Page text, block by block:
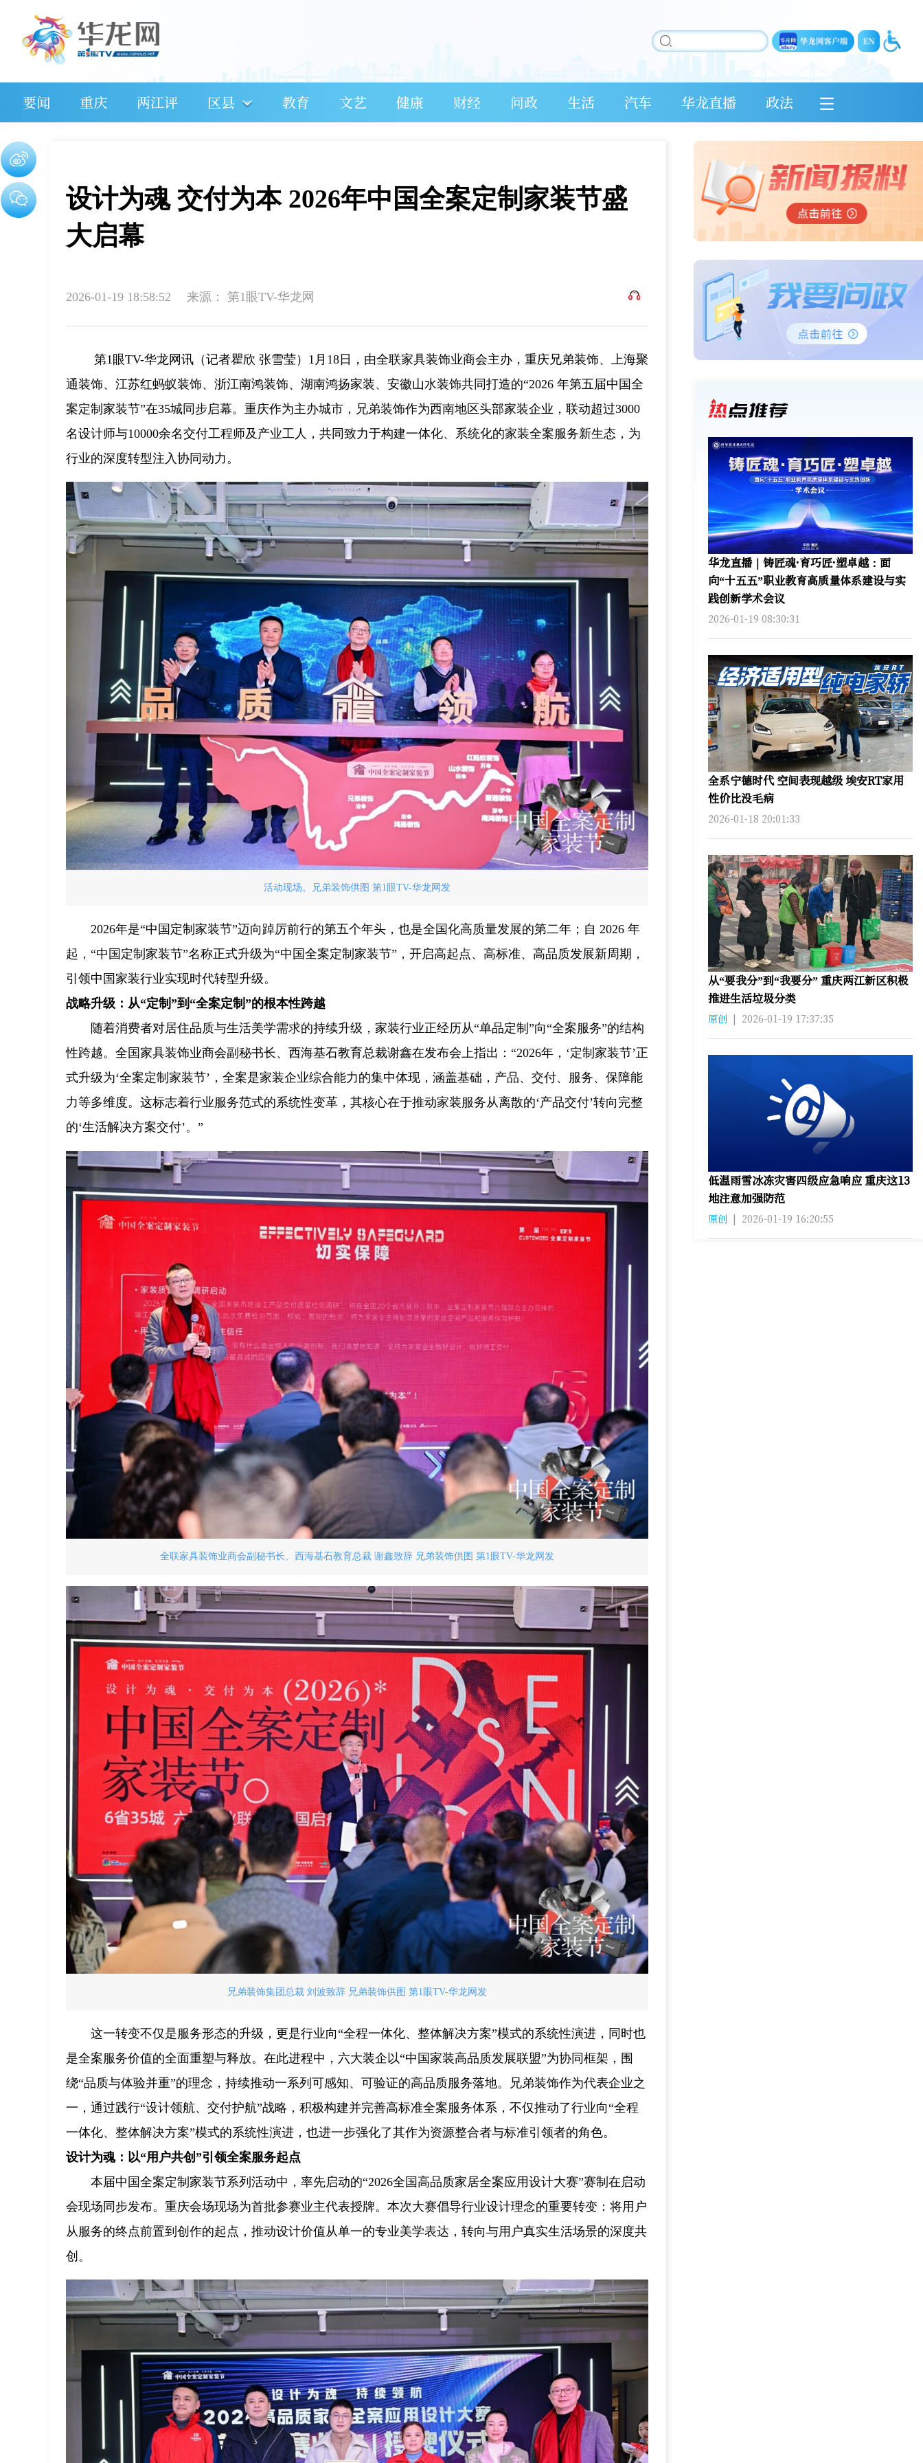
要闻 重庆 两江评 区县 教育 文艺 健康 财经 问政 生活 汽车 华龙直播 政法
设计为魂 交付为本 2026年中国全案定制家装节盛
大启幕
2026-01-19 18:58:52 来源： 第1眼TV-华龙网
第1眼TV-华龙网讯（记者瞿欣 张雪莹）1月18日，由全联家具装饰业商会主办，重庆兄弟装饰、上海聚
通装饰、江苏红蚂蚁装饰、浙江南鸿装饰、湖南鸿扬家装、安徽山水装饰共同打造的“2026 年第五届中国全
案定制家装节”在35城同步启幕。重庆作为主办城市，兄弟装饰作为西南地区头部家装企业，联动超过3000
名设计师与10000余名交付工程师及产业工人，共同致力于构建一体化、系统化的家装全案服务新生态，为
行业的深度转型注入协同动力。
活动现场。兄弟装饰供图 第1眼TV-华龙网发
2026年是“中国定制家装节”迈向踔厉前行的第五个年头，也是全国化高质量发展的第二年；自 2026 年
起，“中国定制家装节”名称正式升级为“中国全案定制家装节”，开启高起点、高标准、高品质发展新周期，
引领中国家装行业实现时代转型升级。
战略升级：从“定制”到“全案定制”的根本性跨越
随着消费者对居住品质与生活美学需求的持续升级，家装行业正经历从“单品定制”向“全案服务”的结构
性跨越。全国家具装饰业商会副秘书长、西海基石教育总裁谢鑫在发布会上指出：“2026年，‘定制家装节’正
式升级为‘全案定制家装节’，全案是家装企业综合能力的集中体现，涵盖基础，产品、交付、服务、保障能
力等多维度。这标志着行业服务范式的系统性变革，其核心在于推动家装服务从离散的‘产品交付’转向完整
的‘生活解决方案交付’。”
全联家具装饰业商会副秘书长、西海基石教育总裁 谢鑫致辞 兄弟装饰供图 第1眼TV-华龙网发
兄弟装饰集团总裁 刘波致辞 兄弟装饰供图 第1眼TV-华龙网发
这一转变不仅是服务形态的升级，更是行业向“全程一体化、整体解决方案”模式的系统性演进，同时也
是全案服务价值的全面重塑与释放。在此进程中，六大装企以“中国家装高品质发展联盟”为协同框架，围
绕“品质与体验并重”的理念，持续推动一系列可感知、可验证的高品质服务落地。兄弟装饰作为代表企业之
一，通过践行“设计领航、交付护航”战略，积极构建并完善高标准全案服务体系，不仅推动了行业向“全程
一体化、整体解决方案”模式的系统性演进，也进一步强化了其作为资源整合者与标准引领者的角色。
设计为魂：以“用户共创”引领全案服务起点
本届中国全案定制家装节系列活动中，率先启动的“2026全国高品质家居全案应用设计大赛”赛制在启动
会现场同步发布。重庆会场现场为首批参赛业主代表授牌。本次大赛倡导行业设计理念的重要转变：将用户
从服务的终点前置到创作的起点，推动设计价值从单一的专业美学表达，转向与用户真实生活场景的深度共
创。
华龙直播｜铸匠魂·育巧匠·塑卓越：面
向“十五五”职业教育高质量体系建设与实
践创新学术会议
2026-01-19 08:30:31
全系宁德时代 空间表现越级 埃安RT家用
性价比没毛病
2026-01-18 20:01:33
从“要我分”到“我要分” 重庆两江新区积极
推进生活垃圾分类
原创 | 2026-01-19 17:37:35
低温雨雪冰冻灾害四级应急响应 重庆这13
地注意加强防范
原创 | 2026-01-19 16:20:55